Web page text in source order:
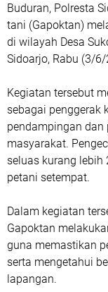
Buduran, Polresta
tani (Gapoktan)
di wilayah Desa
Sidoarjo, Rabu (3/
Kegiatan tersebut
sebagai penggerak
pendampingan dan
masyarakat.
seluas kurang lebih
petani setempat.
Dalam kegiatan
Gapoktan
guna memastikan
serta mengetahui
lapangan.